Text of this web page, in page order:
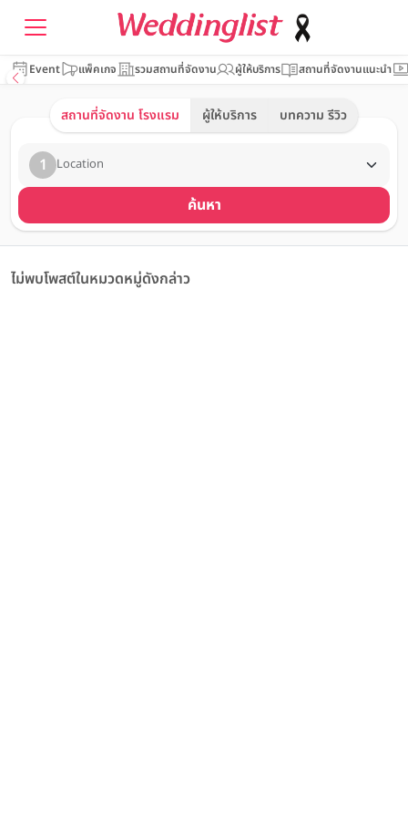
Event แพ็คเกจ รวมสถานที่จัดงาน ผู้ให้บริการ สถานที่จัดงานแนะนำ
สถานที่จัดงาน โรงแรม ผู้ให้บริการ บทความ รีวิว
1 Location
ค้นหา
ไม่พบโพสต์ในหมวดหมู่ดังกล่าว